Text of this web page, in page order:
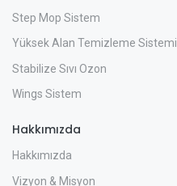
Step Mop Sistem
Yüksek Alan Temizleme Sistemi
Stabilize Sıvı Ozon
Wings Sistem
Hakkımızda
Hakkımızda
Vizyon & Misyon